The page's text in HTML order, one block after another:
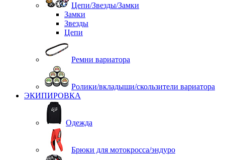
Цепи/Звезды/Замки
Замки
Звезды
Цепи
Ремни вариатора
Ролики/вкладыши/скользители вариатора
ЭКИПИРОВКА
Одежда
Брюки для мотокросса/эндуро